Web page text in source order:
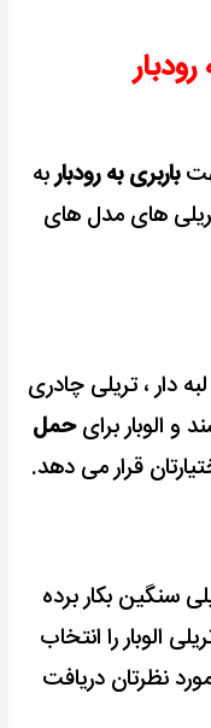
باربری به رودباربه
های مدل های
دار ، تریلی چادری
و الوبار برایحمل
قرار می دهد.
سنگین بکار برده
الوبار را انتخاب
نظرتان دریافت